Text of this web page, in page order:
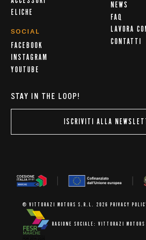
ELICHE
SOCIAL
FACEBOOK
INSTAGRAM
YOUTUBE
NEWS
FAQ
LAVORA
CONTATTI
STAY IN THE LOOP!
ISCRIVITI ALLA
© VITTORAZI MOTORS S.R.L. 2026 PRIVACY
RAGIONE SOCIALE: VITTORAZI